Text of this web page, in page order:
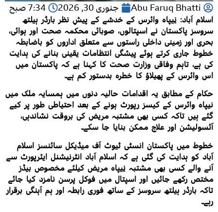
Abu Faruq Bhatti جنوری 30, 2026 7:34 صبح
اسلام آباد: نِیپاہ وائرس کے خدشے کے پیشِ نظر بارڈر ہیلتھ
سروسز پاکستان نے اسپتالوں، صوبائی محکمہ صحت اور ہوائی،
بحری اور زمینی داخلی راستوں سے متعلق اداروں کو باضابطہ
خطوط جاری کرتے ہوئے پیشگی انتظامات یقینی بنانے کی ہدایت
کی ہے، تاہم وفاقی وزارت صحت کا کہنا ہے کہ پاکستان میں
اس وائرس کے پھیلاؤ کا خطرہ بدستور کم ہے۔
حکام کے مطابق یہ اقدامات حالیہ دنوں میں ہمسایہ ملک میں
نیپاہ وائرس کے کیسز رپورٹ ہونے کے بعد احتیاطی طور پر کیے
گئے ہیں تاکہ کسی بھی مشتبہ مریض کی بروقت نشاندہی،
آئسولیشن اور علاج ممکن بنایا جا سکے۔
خطوط میں پاکستان انسٹی ٹیوٹ آف میڈیکل سائنسز اسلام
آباد کو ہدایت کی گئی ہے کہ اسلام آباد انٹرنیشنل ایئرپورٹ سے
آنے والے کسی بھی مشتبہ نِیپاہ مریض کیلئے مخصوص بیڈز
مختص رکھے جائیں اور اسپتال میں فوکل پرسن نامزد کیا جائے
تاکہ بارڈر ہیلتھ سروسز کے ساتھ فوری رابطہ اور ہم آہنگی برقرار
رہے۔